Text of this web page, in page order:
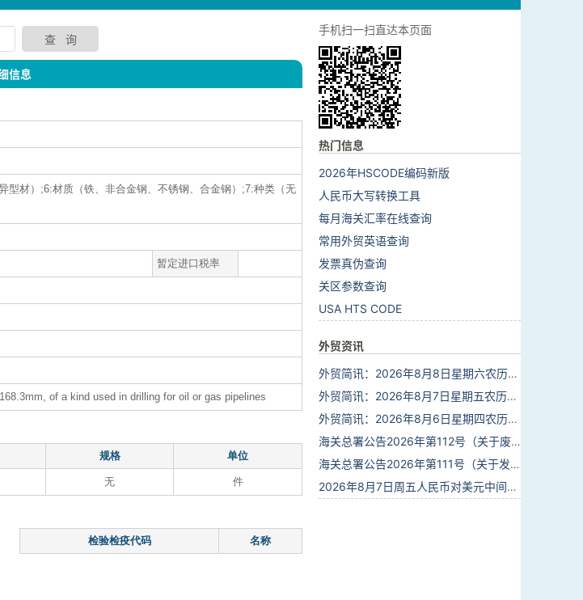
信息
型材）;6:材质（铁、非合金钢、不锈钢、合金钢）;7:种类（无
暂定进口税率
of a kind used in drilling for oil or gas pipelines
规格 单位
无 件
检验检疫代码 名称
手机扫一扫直达本页面
热门信息
2026年HSCODE编码新版
人民币大写转换工具
每月海关汇率在线查询
常用外贸英语查询
发票真伪查询
关区参数查询
USA HTS CODE
外贸资讯
外贸简讯：2026年8月8日星期六农历六月廿六
外贸简讯：2026年8月7日星期五农历六月廿五
外贸简讯：2026年8月6日星期四农历六月廿四
海关总署公告2026年第112号（关于废止部分卫生检疫类规范性文件的公告）
海关总署公告2026年第111号（关于发布《进出境动植物检疫处理监督管理工作规定》《进出境卫生处理监督管理工作规定》的公告）
2026年8月7日周五人民币对美元中间价报6.7904调贬9个基点